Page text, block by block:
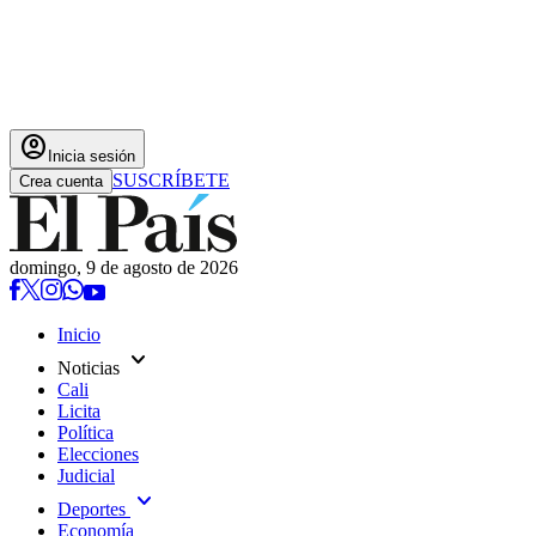
account_circle Inicia sesión
Crea cuenta SUSCRÍBETE
domingo, 9 de agosto de 2026
Inicio
Noticias expand_more
Cali
Licita
Política
Elecciones
Judicial
Deportes expand_more
Economía